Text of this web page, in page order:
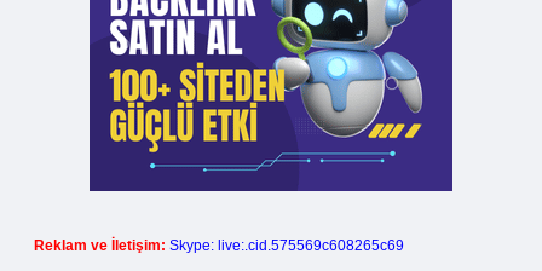
Reklam ve İletişim: Skype: live:.cid.575569c608265c69